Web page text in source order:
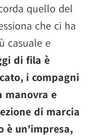
quello del
che ci ha
casuale e
di fila è
i compagni
manovra e
di marcia
è un'impresa,